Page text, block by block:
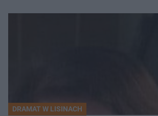
DRAMAT W LISINACH